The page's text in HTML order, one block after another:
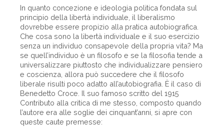
In quanto concezione e ideologia politica fondata sul
principio della libertà individuale, il liberalismo
dovrebbe essere propizio alla pratica autobiografica.
Che cosa sono la libertà individuale e il suo esercizio
senza un individuo consapevole della propria vita? Ma
se quell’individuo è un filosofo e se la filosofia tende a
universalizzare piuttosto che individualizzare pensiero
e coscienza, allora può succedere che il filosofo
liberale risulti poco adatto all’autobiografia. È il caso di
Benedetto Croce. Il suo famoso scritto del 1915
Contributo alla critica di me stesso, composto quando
l’autore era alle soglie dei cinquant’anni, si apre con
queste caute premesse: